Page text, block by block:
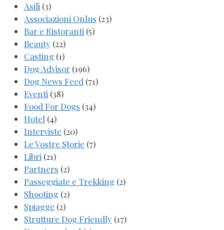
Asili (3)
Associazioni Onlus (23)
Bar e Ristoranti (5)
Beauty (22)
Casting (1)
Dog Advisor (196)
Dog News Feed (71)
Eventi (38)
Food For Dogs (34)
Hotel (4)
Interviste (20)
Le Vostre Storie (7)
Libri (21)
Partners (2)
Passeggiate e Trekking (2)
Shooting (2)
Spiagge (2)
Strutture Dog Friendly (17)